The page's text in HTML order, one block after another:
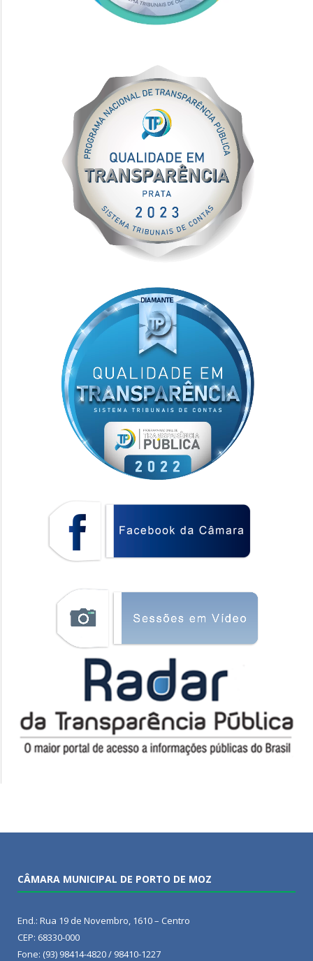
CÂMARA MUNICIPAL DE PORTO DE MOZ
End.: Rua 19 de Novembro, 1610 – Centro
CEP: 68330-000
Fone: (93) 98414-4820 / 98410-1227